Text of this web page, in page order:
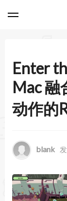
游戏
教程
上传
Enter
Mac 融
动作的
blank